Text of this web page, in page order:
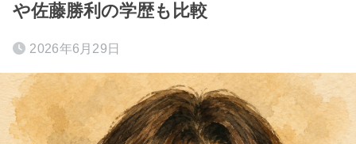
や佐藤勝利の学歴も比較
2026年6月29日